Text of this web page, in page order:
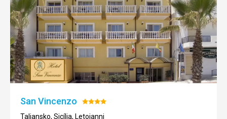
San Vincenzo Hodnotenie:
4/5
Taliansko, Sicília, Letojanni